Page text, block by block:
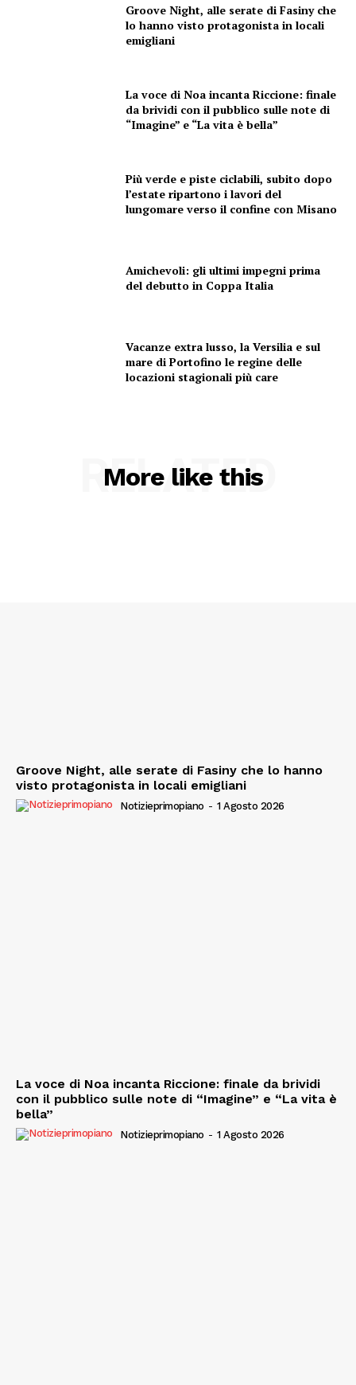
Groove Night, alle serate di Fasiny che
lo hanno visto protagonista in locali
emigliani
La voce di Noa incanta Riccione: finale
da brividi con il pubblico sulle note di
“Imagine” e “La vita è bella”
Più verde e piste ciclabili, subito dopo
l’estate ripartono i lavori del
lungomare verso il confine con Misano
Amichevoli: gli ultimi impegni prima
del debutto in Coppa Italia
Vacanze extra lusso, la Versilia e sul
mare di Portofino le regine delle
locazioni stagionali più care
More like this
RELATED
Groove Night, alle serate di Fasiny che lo hanno
visto protagonista in locali emigliani
Notizieprimopiano - 1 Agosto 2026
La voce di Noa incanta Riccione: finale da brividi
con il pubblico sulle note di “Imagine” e “La vita è
bella”
Notizieprimopiano - 1 Agosto 2026